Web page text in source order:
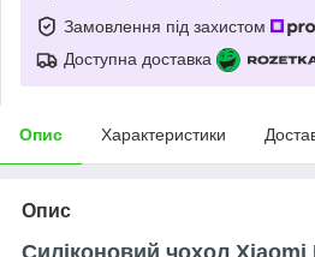
Замовлення під захистом
Доступна доставка
Опис Характеристики
Опис
Силіконовий чохол Xiaomi